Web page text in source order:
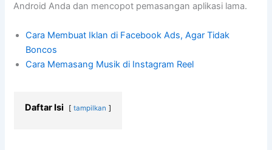
Android Anda dan mencopot pemasangan aplikasi lama.
Cara Membuat Iklan di Facebook Ads, Agar Tidak
Boncos
Cara Memasang Musik di Instagram Reel
Daftar Isi tampilkan